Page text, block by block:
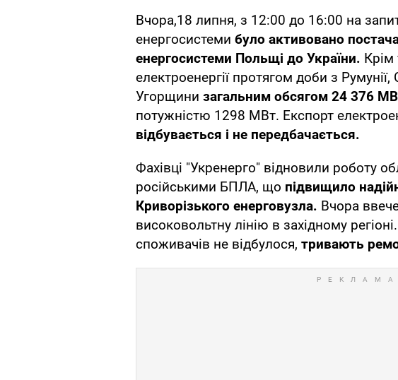
Вчора,18 липня, з 12:00 до 16:00 на
енергосистеми було активовано
енергосистеми Польщі до України. Крім
електроенергії протягом доби з
Угорщини загальним обсягом 24 376
потужністю 1298 МВт. Експорт
відбувається і не передбачається.
Фахівці "Укренерго" відновили роботу
російськими БПЛА, що підвищило
Криворізького енерговузла. Вчора
високовольтну лінію в західному
споживачів не відбулося, тривають